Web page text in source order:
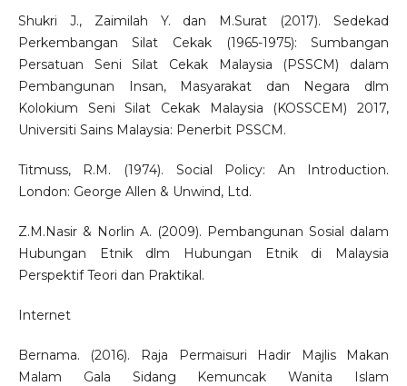
Shukri J., Zaimilah Y. dan M.Surat (2017). Sedekad
Perkembangan Silat Cekak (1965-1975): Sumbangan
Persatuan Seni Silat Cekak Malaysia (PSSCM) dalam
Pembangunan Insan, Masyarakat dan Negara dlm
Kolokium Seni Silat Cekak Malaysia (KOSSCEM) 2017,
Universiti Sains Malaysia: Penerbit PSSCM.
Titmuss, R.M. (1974). Social Policy: An Introduction.
London: George Allen & Unwind, Ltd.
Z.M.Nasir & Norlin A. (2009). Pembangunan Sosial dalam
Hubungan Etnik dlm Hubungan Etnik di Malaysia
Perspektif Teori dan Praktikal.
Internet
Bernama. (2016). Raja Permaisuri Hadir Majlis Makan
Malam Gala Sidang Kemuncak Wanita Islam